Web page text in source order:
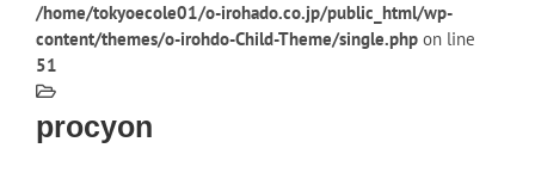
/home/tokyoecole01/o-irohado.co.jp/public_html/wp-
content/themes/o-irohdo-Child-Theme/single.php on line
51
procyon